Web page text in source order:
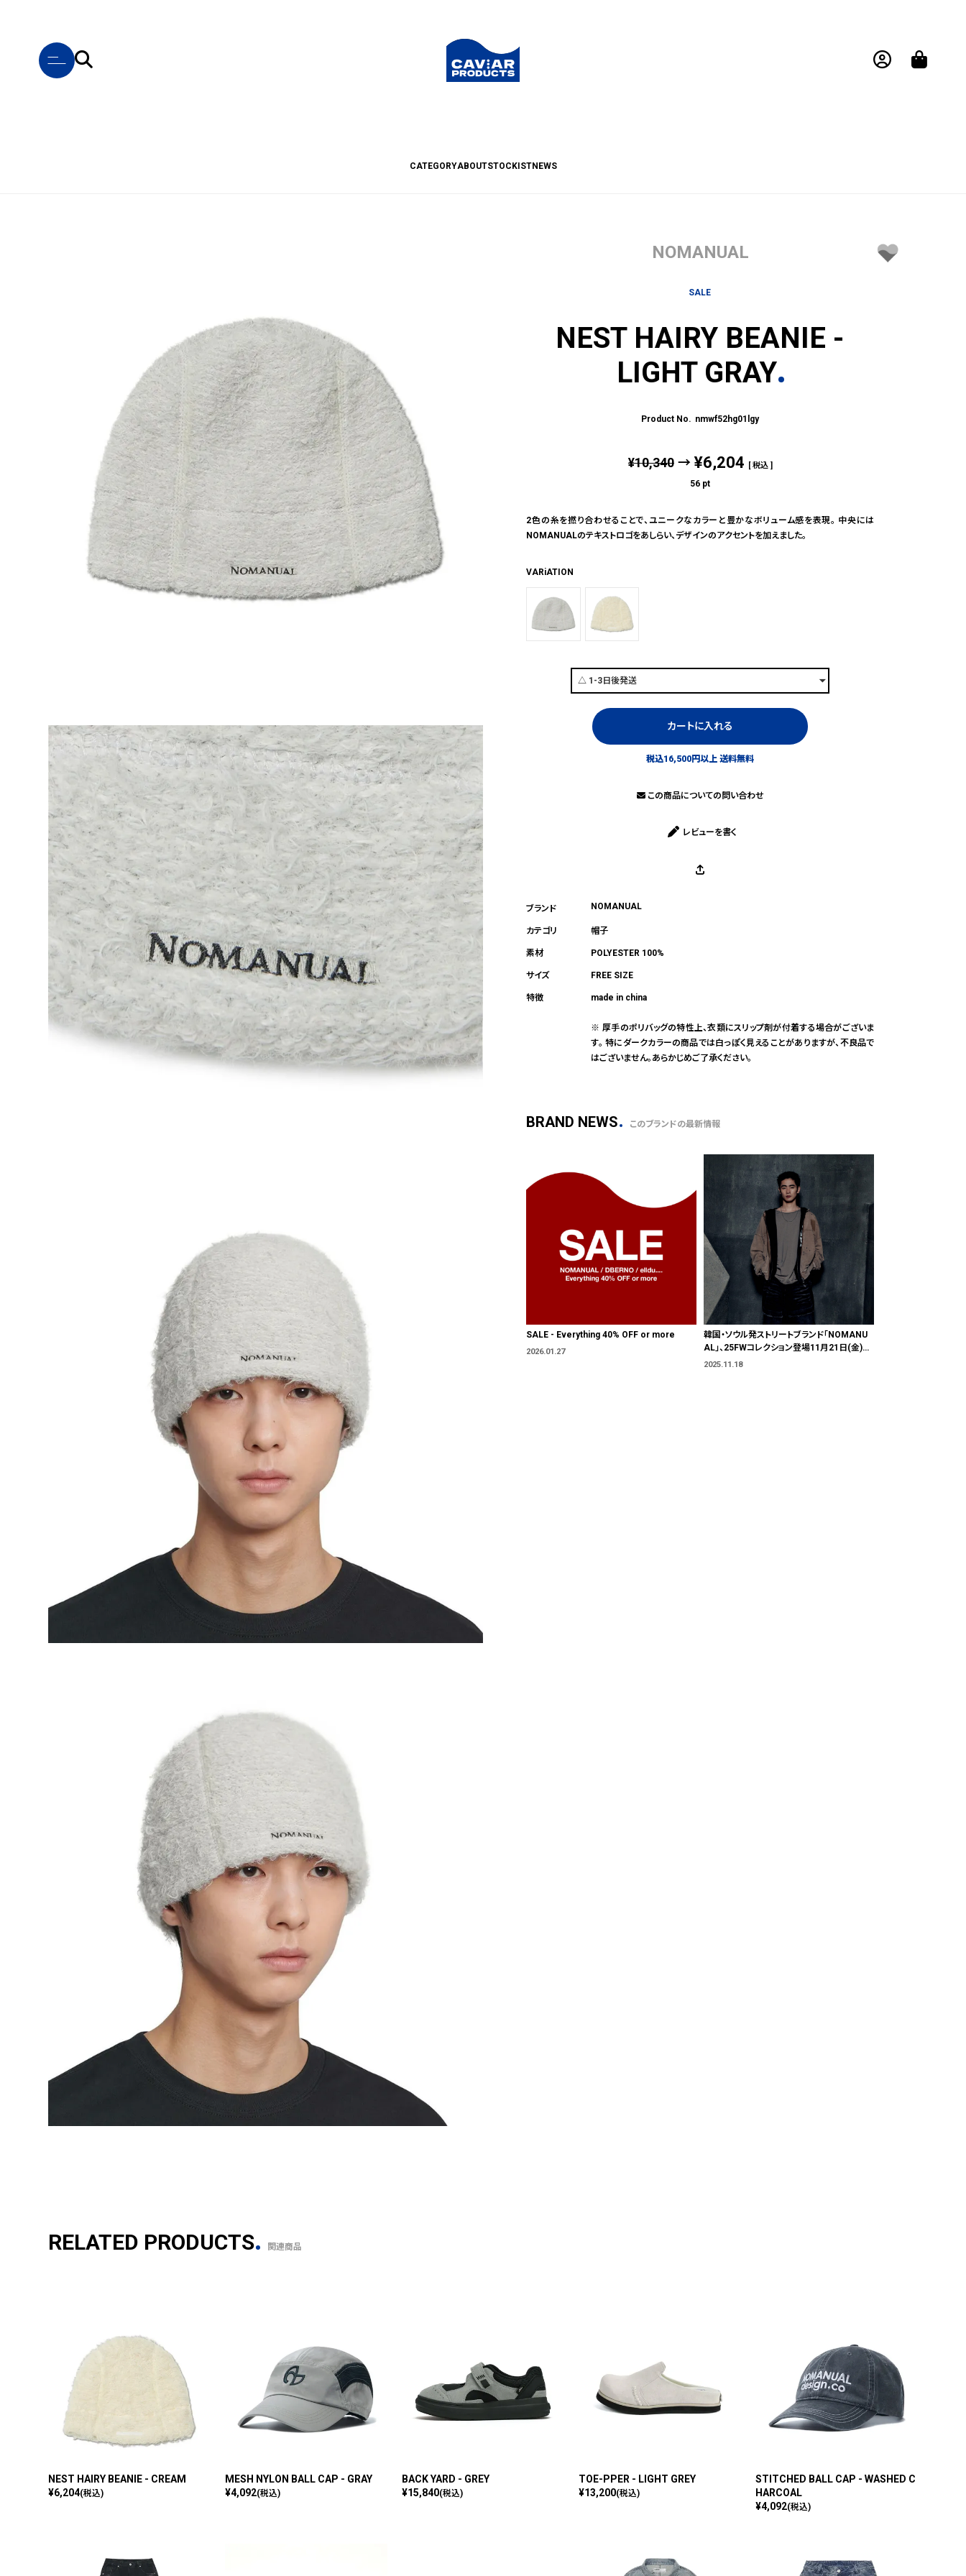
CATEGORYABOUTSTOCKISTNEWS
NOMANUAL
SALE
NEST HAIRY BEANIE -
LIGHT GRAY
nmwf52hg01lgy
¥10,340 → ¥6,204 税込
56 pt
2色の糸を撚り合わせることで、ユニークなカラーと豊かなボリューム感を表現。 中央には
NOMANUALのテキストロゴをあしらい、デザインのアクセントを加えました。
VARiATION
カートに入れる
税込16,500円以上 送料無料
この商品についての問い合わせ
レビューを書く
NOMANUAL
帽子
POLYESTER 100%
FREE SIZE
made in china
※ 厚手のポリバッグの特性上、衣類にスリップ剤が付着する場合がございま
す。 特にダークカラーの商品では白っぽく見えることがありますが、不良品で
はございません。あらかじめご了承ください。
BRAND NEWS このブランドの最新情報
SALE - Everything 40% OFF or more
2026.01.27
韓国・ソウル発ストリートブランド「NOMANU
AL」、25FWコレクション登場11月21日(金)よ
り発売開始
2025.11.18
RELATED PRODUCTS 関連商品
NEST HAIRY BEANIE - CREAM
¥6,204(税込)
MESH NYLON BALL CAP - GRAY
¥4,092(税込)
BACK YARD - GREY
¥15,840(税込)
TOE-PPER - LIGHT GREY
¥13,200(税込)
STITCHED BALL CAP - WASHED C
HARCOAL
¥4,092(税込)